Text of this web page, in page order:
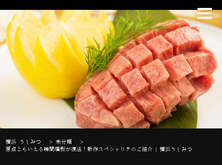
横浜 うしみつ >未分類
>
原点ともいえる瞬間燻製が復活！新作スペシャリテのご紹介 | 横浜うしみつ